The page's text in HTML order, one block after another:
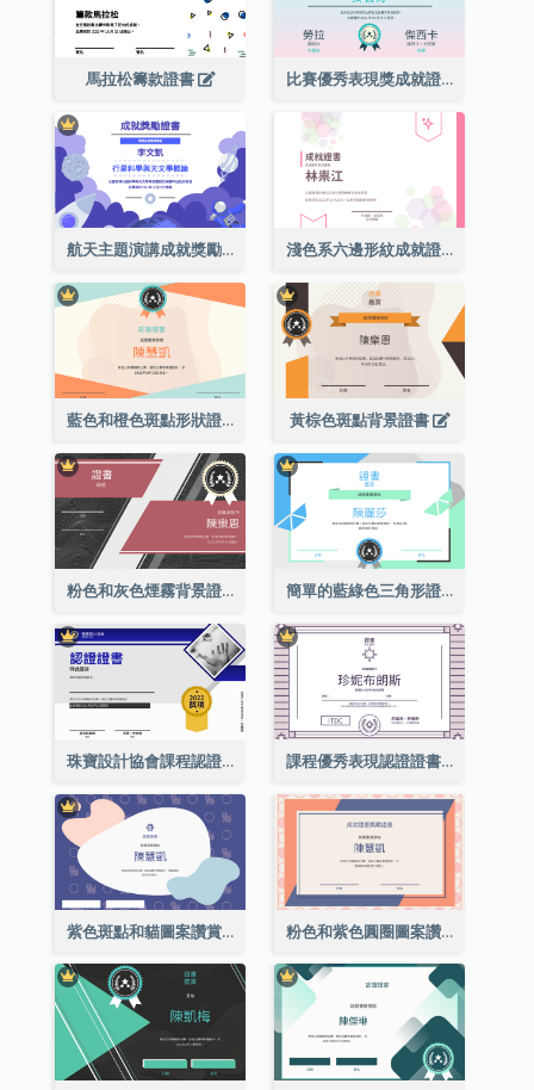
馬拉松籌款證書 比賽優秀表現獎成就證書
航天主題演講成就獎勵證書 淺色系六邊形紋成就證書
藍色和橙色斑點形狀證書 黃棕色斑點背景證書
粉色和灰色煙霧背景證書 簡單的藍綠色三角形證書
珠寶設計協會課程認證證書 課程優秀表現認證證書
紫色斑點和貓圖案讚賞證書 粉色和紫色圓圈圖案讚賞證書